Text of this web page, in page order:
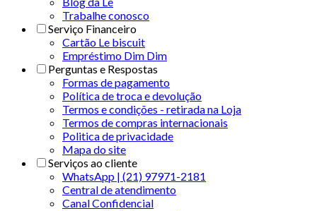
Trabalhe conosco
Serviço Financeiro
Cartão Le biscuit
Empréstimo Dim Dim
Perguntas e Respostas
Formas de pagamento
Política de troca e devolução
Termos e condições - retirada na Loja
Termos de compras internacionais
Politica de privacidade
Mapa do site
Serviços ao cliente
WhatsApp | (21) 97971-2181
Central de atendimento
Canal Confidencial